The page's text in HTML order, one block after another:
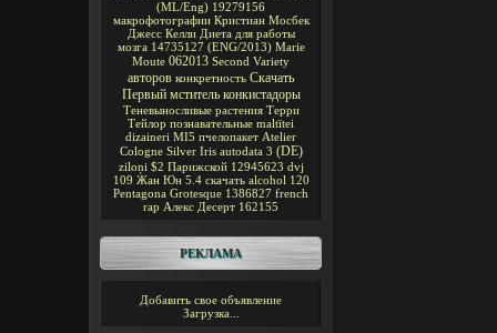
(ML/Eng) 19279156
макрофотографии Кристиан Мосбек
Джесс Келли Диета для работы
мозга 14735127 (ENG/2013) Marie
Moute 062013 Second Variety
авторов конкретность Скачать
Первый мститель конкистадоры
Теневыносливые растения Терри
Тейлор познавательные maltītei
dizaineri MI5 пчелопакет Atelier
Cologne Silver Iris autodata 3 (DE)
ziloņi $2 Парижской 12945623 dvj
109 Жан Юн 5.4 скачать alcohol 120
Pentagona Grotesque 1386827 french
rap Алекс Десерт 162155
РЕКЛАМА
Добавить свое объявление
Загрузка...